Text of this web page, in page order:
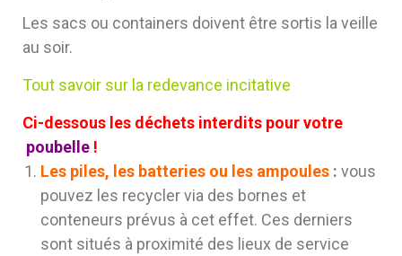
Les sacs ou containers doivent être sortis la veille
au soir.
Tout savoir sur la redevance incitative
Ci-dessous les déchets interdits pour votre
poubelle !
Les piles, les batteries ou les ampoules : vous
pouvez les recycler via des bornes et
conteneurs prévus à cet effet. Ces derniers
sont situés à proximité des lieux de service